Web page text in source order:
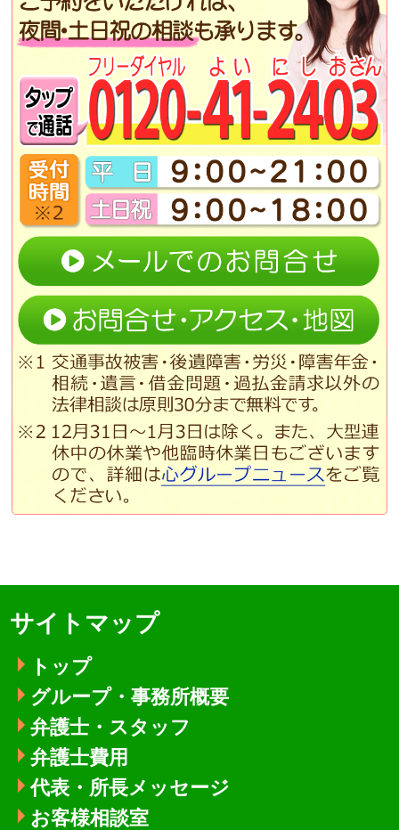
サイトマップ
トップ
グループ・事務所概要
弁護士・スタッフ
弁護士費用
代表・所長メッセージ
お客様相談室